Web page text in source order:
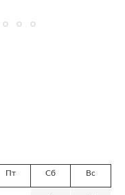
Пт Сб Вс